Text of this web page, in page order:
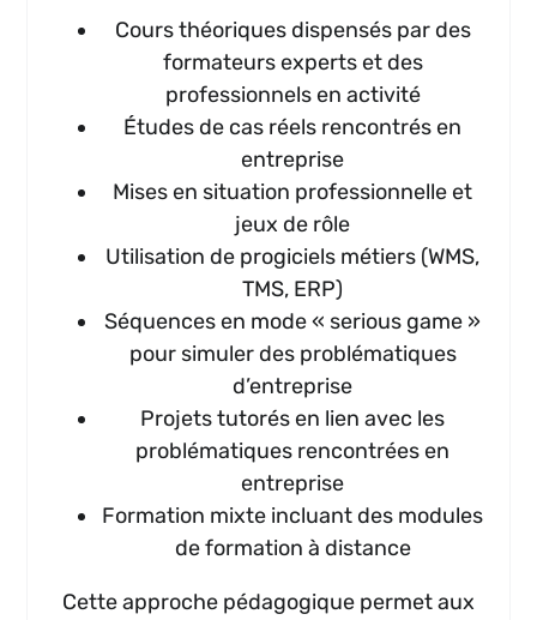
Cours théoriques dispensés par des
formateurs experts et des
professionnels en activité
Études de cas réels rencontrés en
entreprise
Mises en situation professionnelle et
jeux de rôle
Utilisation de progiciels métiers (WMS,
TMS, ERP)
Séquences en mode « serious game »
pour simuler des problématiques
d’entreprise
Projets tutorés en lien avec les
problématiques rencontrées en
entreprise
Formation mixte incluant des modules
de formation à distance
Cette approche pédagogique permet aux